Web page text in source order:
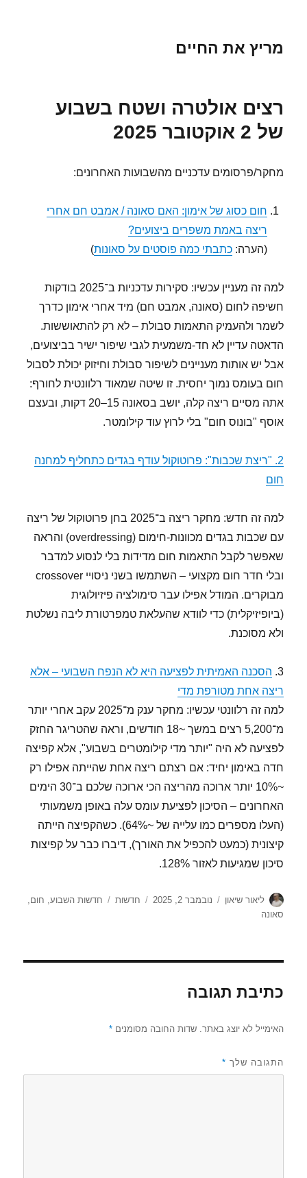
מריץ את החיים
רצים אולטרה ושטח בשבוע
של 2 אוקטובר 2025
מחקר/פרסומים עדכניים מהשבועות האחרונים:
חום כסוג של אימון: האם סאונה / אמבט חם אחרי
ריצה באמת משפרים ביצועים?
(הערה:כתבתי כמה פוסטים על סאונות)
למה זה מעניין עכשיו: סקירות עדכניות ב־2025 בודקות
חשיפה לחום (סאונה, אמבט חם) מיד אחרי אימון כדרך
לשמר ולהעמיק התאמות סבולת – לא רק להתאוששות.
הדאטה עדיין לא חד-משמעית לגבי שיפור ישיר בביצועים,
אבל יש אותות מעניינים לשיפור סבולת וחיזוק יכולת לסבול
חום בעומס נמוך יחסית. זו שיטה שמאוד רלוונטית לחורף:
אתה מסיים ריצה קלה, יושב בסאונה 15–20 דקות, ובעצם
אוסף "בונוס חום" בלי לרוץ עוד קילומטר.
2. "ריצת שכבות": פרוטוקול עודף בגדים כתחליף למחנה
חום
למה זה חדש: מחקר ריצה ב־2025 בחן פרוטוקול של ריצה
עם שכבות בגדים מכוונות-חימום (overdressing) והראה
שאפשר לקבל התאמות חום מדידות בלי לנסוע למדבר
ובלי חדר חום מקצועי – השתמשו בשני ניסויי crossover
מבוקרים. המודל אפילו עבר סימולציה פיזיולוגית
(ביופיזיקלית) כדי לוודא שהעלאת טמפרטורת ליבה נשלטת
ולא מסוכנת.
3. הסכנה האמיתית לפציעה היא לא הנפח השבועי – אלא
ריצה אחת מטורפת מדי
למה זה רלוונטי עכשיו: מחקר ענק מ־2025 עקב אחרי יותר
מ־5,200 רצים במשך ~18 חודשים, וראה שהטריגר החזק
לפציעה לא היה "יותר מדי קילומטרים בשבוע", אלא קפיצה
חדה באימון יחיד: אם רצתם ריצה אחת שהייתה אפילו רק
~10% יותר ארוכה מהריצה הכי ארוכה שלכם ב־30 הימים
האחרונים – הסיכון לפציעת עומס עלה באופן משמעותי
(העלו מספרים כמו עלייה של ~64%). כשהקפיצה הייתה
קיצונית (כמעט להכפיל את האורך), דיברו כבר על קפיצות
סיכון שמגיעות לאזור 128%.
מחבר
ליאור שיאון
פורסם
נובמבר 2, 2025 קטגוריות
חדשות תגיות
חדשות השבוע, חום,
סאונה
כתיבת תגובה
האימייל לא יוצג באתר. שדות החובה מסומנים*
התגובה שלך *